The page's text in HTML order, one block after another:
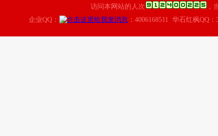
访问本网站的人次
，
企业QQ：
：4006168511 华石红枫QQ